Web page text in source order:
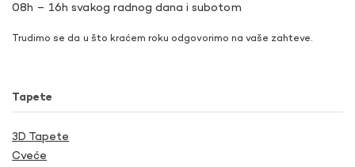
08h – 16h svakog radnog dana i subotom
Trudimo se da u što kraćem roku odgovorimo na vaše zahteve.
Tapete
3D Tapete
Cveće